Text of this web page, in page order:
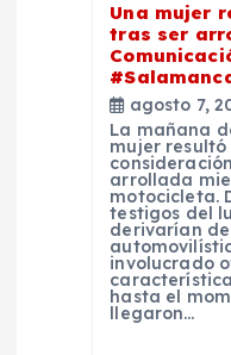
Una mujer
tras ser
agosto 7,
La mañana
mujer resultó
arrollada
motocicleta.
testigos del
derivarían
involucrado
hasta el
llegaron…